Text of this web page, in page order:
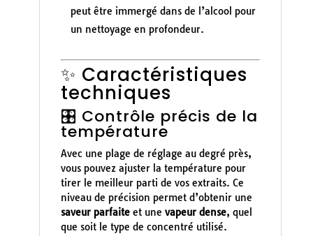
peut être immergé dans de l’alcool pour
un nettoyage en profondeur.
✨ Caractéristiques
techniques
🎛️ Contrôle précis de la
température
Avec une plage de réglage au degré près,
vous pouvez ajuster la température pour
tirer le meilleur parti de vos extraits. Ce
niveau de précision permet d’obtenir une
saveur parfaiteet une vapeur dense, quel
que soit le type de concentré utilisé.